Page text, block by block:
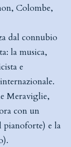
Colombe,
dal connubio
la musica,
e
Meraviglie,
con un
pianoforte) e la